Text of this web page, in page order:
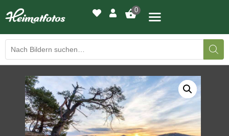
0
BILDERGALERIE
DRUCKQUALITÄTEN
LED-LEUCHTBILDER